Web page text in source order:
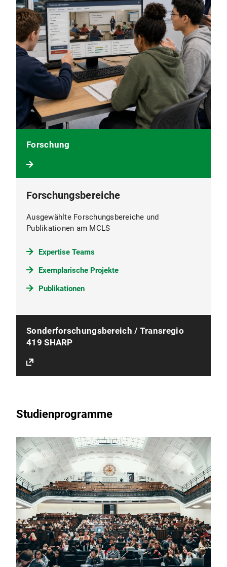
Forschungsbereiche
Ausgewählte Forschungsbereiche und
Publikationen am MCLS
Expertise Teams
Exemplarische Projekte
Publikationen
Forschung
Sonderforschungsbereich / Transregio
419 SHARP
Studienprogramme